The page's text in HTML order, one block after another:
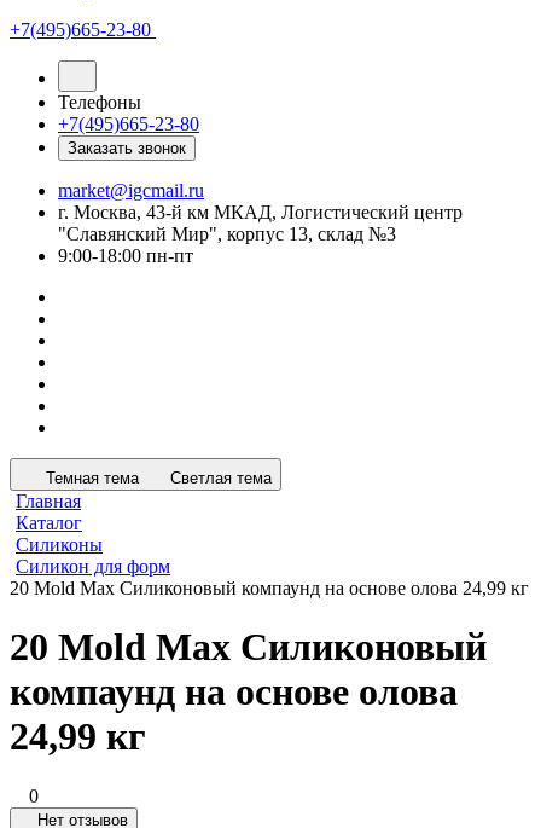
+7(495)665-23-80
Телефоны
+7(495)665-23-80
Заказать звонок
market@igcmail.ru
г. Москва, 43-й км МКАД, Логистический центр
"Славянский Мир", корпус 13, склад №3
9:00-18:00 пн-пт
Темная тема Светлая тема
Главная
Каталог
Силиконы
Силикон для форм
20 Mold Max Силиконовый компаунд на основе олова 24,99 кг
20 Mold Max Силиконовый
компаунд на основе олова
24,99 кг
0
Нет отзывов